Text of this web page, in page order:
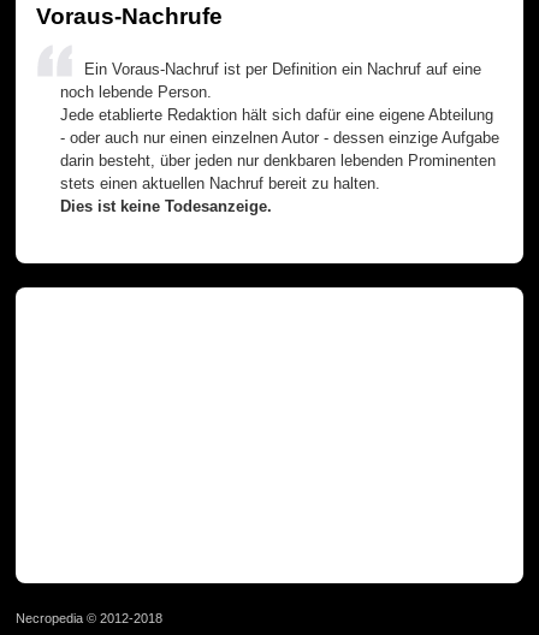
Voraus-Nachrufe
Ein Voraus-Nachruf ist per Definition ein Nachruf auf eine
noch lebende Person.
Jede etablierte Redaktion hält sich dafür eine eigene Abteilung
- oder auch nur einen einzelnen Autor - dessen einzige Aufgabe
darin besteht, über jeden nur denkbaren lebenden Prominenten
stets einen aktuellen Nachruf bereit zu halten.
Dies ist keine Todesanzeige.
Necropedia © 2012-2018